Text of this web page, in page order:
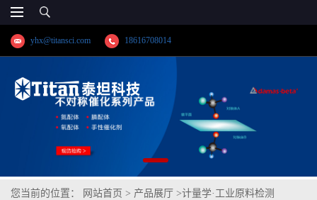
yhx@titansci.com 18616708014
您当前的位置： 网站首页 > 产品展厅 >计量学·工业原料检测